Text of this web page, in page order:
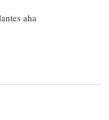
aha